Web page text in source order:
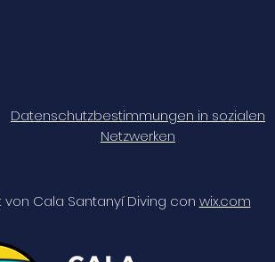
Datenschutzbestimmungen in sozialen
Netzwerken
von Cala Santanyí Diving con wix.com